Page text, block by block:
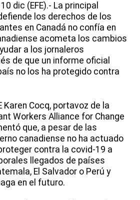
dic (EFE).- La principal
los derechos de los
en Canadá no confía en
acometa los cambios
a los jornaleros
de que un informe oficial
no los ha protegido contra
Karen Cocq, portavoz de la
Workers Alliance for Change
que, a pesar de las
canadiense no ha actuado
contra la covid-19 a
llegados de países
El Salvador o Perú y
en el futuro.